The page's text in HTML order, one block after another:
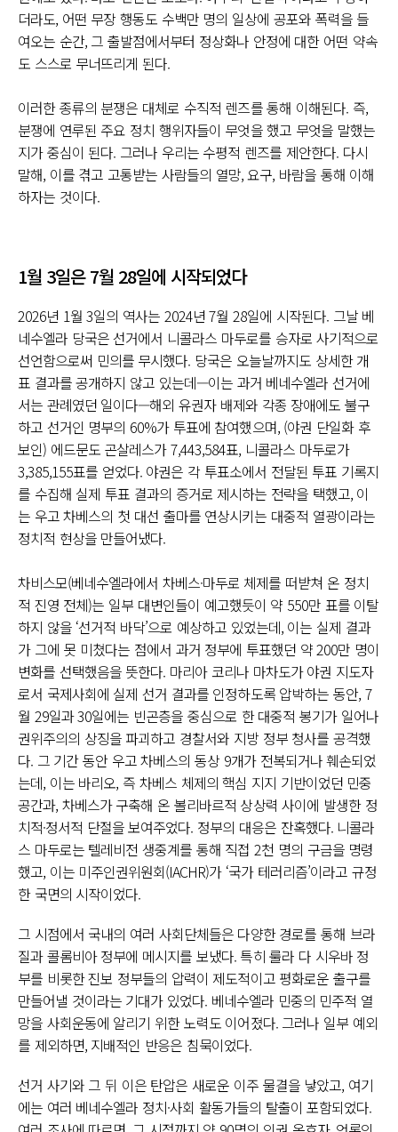
더라도, 어떤 무장 행동도 수백만 명의 일상에 공포와 폭력을 들
여오는 순간, 그 출발점에서부터 정상화나 안정에 대한 어떤 약속
도 스스로 무너뜨리게 된다.
이러한 종류의 분쟁은 대체로 수직적 렌즈를 통해 이해된다. 즉,
분쟁에 연루된 주요 정치 행위자들이 무엇을 했고 무엇을 말했는
지가 중심이 된다. 그러나 우리는 수평적 렌즈를 제안한다. 다시
말해, 이를 겪고 고통받는 사람들의 열망, 요구, 바람을 통해 이해
하자는 것이다.
1월 3일은 7월 28일에 시작되었다
2026년 1월 3일의 역사는 2024년 7월 28일에 시작된다. 그날 베
네수엘라 당국은 선거에서 니콜라스 마두로를 승자로 사기적으로
선언함으로써 민의를 무시했다. 당국은 오늘날까지도 상세한 개
표 결과를 공개하지 않고 있는데—이는 과거 베네수엘라 선거에
서는 관례였던 일이다—해외 유권자 배제와 각종 장애에도 불구
하고 선거인 명부의 60%가 투표에 참여했으며, (야권 단일화 후
보인) 에드문도 곤살레스가 7,443,584표, 니콜라스 마두로가
3,385,155표를 얻었다. 야권은 각 투표소에서 전달된 투표 기록지
를 수집해 실제 투표 결과의 증거로 제시하는 전략을 택했고, 이
는 우고 차베스의 첫 대선 출마를 연상시키는 대중적 열광이라는
정치적 현상을 만들어냈다.
차비스모(베네수엘라에서 차베스·마두로 체제를 떠받쳐 온 정치
적 진영 전체)는 일부 대변인들이 예고했듯이 약 550만 표를 이탈
하지 않을 ‘선거적 바닥’으로 예상하고 있었는데, 이는 실제 결과
가 그에 못 미쳤다는 점에서 과거 정부에 투표했던 약 200만 명이
변화를 선택했음을 뜻한다. 마리아 코리나 마차도가 야권 지도자
로서 국제사회에 실제 선거 결과를 인정하도록 압박하는 동안, 7
월 29일과 30일에는 빈곤층을 중심으로 한 대중적 봉기가 일어나
권위주의의 상징을 파괴하고 경찰서와 지방 정부 청사를 공격했
다. 그 기간 동안 우고 차베스의 동상 9개가 전복되거나 훼손되었
는데, 이는 바리오, 즉 차베스 체제의 핵심 지지 기반이었던 민중
공간과, 차베스가 구축해 온 볼리바르적 상상력 사이에 발생한 정
치적·정서적 단절을 보여주었다. 정부의 대응은 잔혹했다. 니콜라
스 마두로는 텔레비전 생중계를 통해 직접 2천 명의 구금을 명령
했고, 이는 미주인권위원회(IACHR)가 ‘국가 테러리즘’이라고 규정
한 국면의 시작이었다.
그 시점에서 국내의 여러 사회단체들은 다양한 경로를 통해 브라
질과 콜롬비아 정부에 메시지를 보냈다. 특히 룰라 다 시우바 정
부를 비롯한 진보 정부들의 압력이 제도적이고 평화로운 출구를
만들어낼 것이라는 기대가 있었다. 베네수엘라 민중의 민주적 열
망을 사회운동에 알리기 위한 노력도 이어졌다. 그러나 일부 예외
를 제외하면, 지배적인 반응은 침묵이었다.
선거 사기와 그 뒤 이은 탄압은 새로운 이주 물결을 낳았고, 여기
에는 여러 베네수엘라 정치·사회 활동가들의 탈출이 포함되었다.